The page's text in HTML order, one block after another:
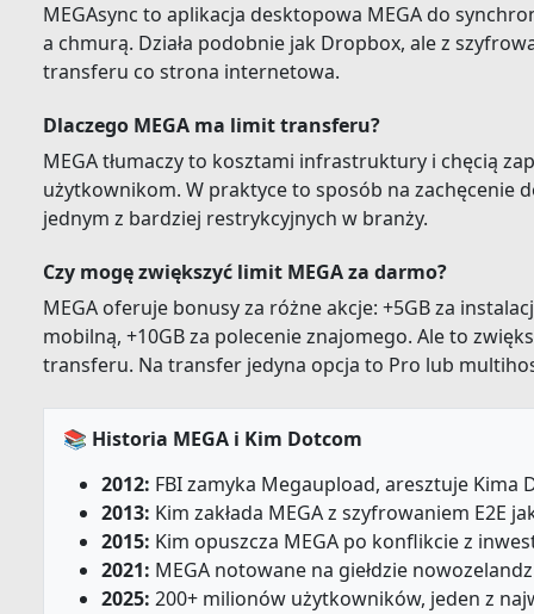
MEGAsync to aplikacja desktopowa MEGA do
a chmurą. Działa podobnie jak Dropbox, ale z
transferu co strona internetowa.
Dlaczego MEGA ma limit transferu?
MEGA tłumaczy to kosztami infrastruktury i chęcią
użytkownikom. W praktyce to sposób na zachęcenie
jednym z bardziej restrykcyjnych w branży.
Czy mogę zwiększyć limit MEGA za darmo?
MEGA oferuje bonusy za różne akcje: +5GB za
mobilną, +10GB za polecenie znajomego. Ale to
transferu. Na transfer jedyna opcja to Pro lub
📚 Historia MEGA i Kim Dotcom
2012: FBI zamyka Megaupload, aresztuje Kima
2013: Kim zakłada MEGA z szyfrowaniem E2E
2015: Kim opuszcza MEGA po konflikcie z
2021: MEGA notowane na giełdzie
2025: 200+ milionów użytkowników, jeden z